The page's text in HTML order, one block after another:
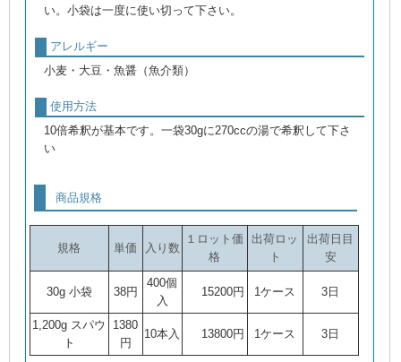
い。小袋は一度に使い切って下さい。
アレルギー
小麦・大豆・魚醤（魚介類）
使用方法
10倍希釈が基本です。一袋30gに270ccの湯で希釈して下さ
い
商品規格
規格 単価 入り数
１ロット価
格
出荷ロッ
ト
出荷日目
安
30g 小袋 38円
400個
入
15200円 1ケース 3日
1,200g スパウ
ト
1380
円
10本入 13800円 1ケース 3日